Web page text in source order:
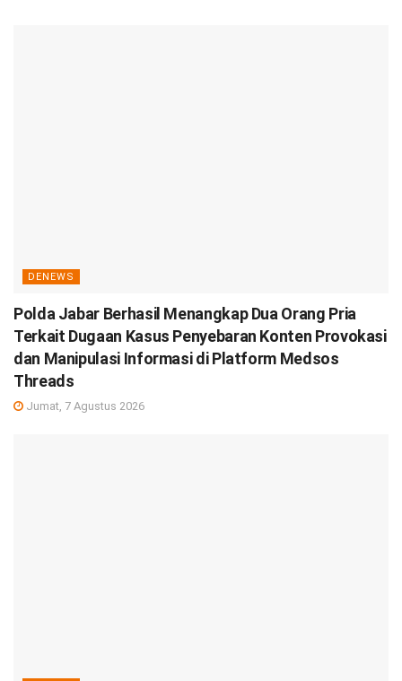
DENEWS
Polda Jabar Berhasil Menangkap Dua Orang Pria
Terkait Dugaan Kasus Penyebaran Konten Provokasi
dan Manipulasi Informasi di Platform Medsos
Threads
Jumat, 7 Agustus 2026